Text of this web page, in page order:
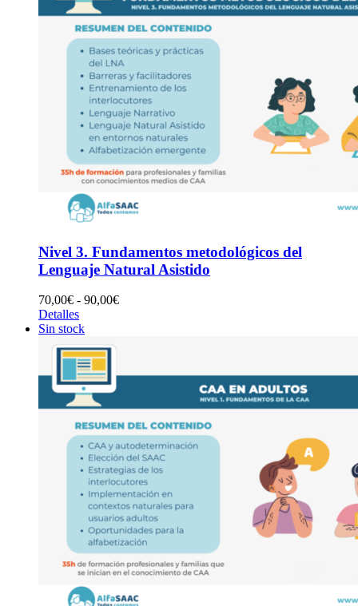
Nivel 3. Fundamentos metodológicos del
Lenguaje Natural Asistido
70,00€ - 90,00€Rango
Detalles
Sin stock